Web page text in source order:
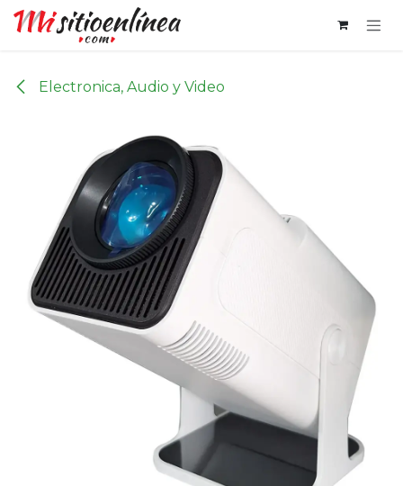
Ir al contenido
Electronica, Audio y Video